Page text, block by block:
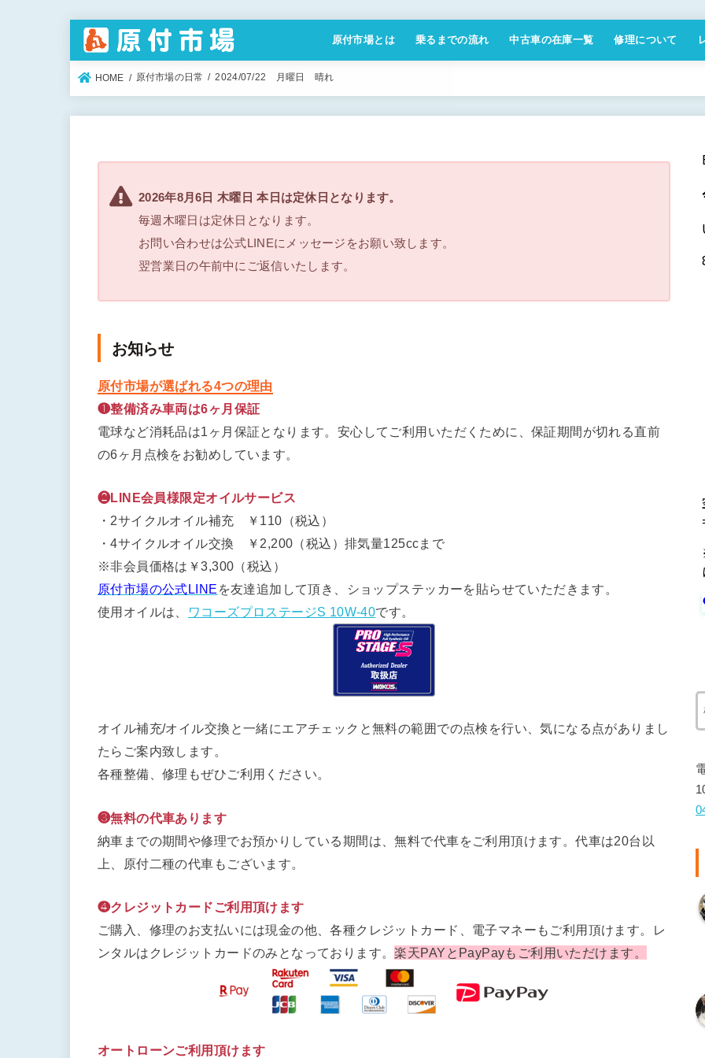
原付市場とは
特定商取引法に基づく表記
乗るまでの流れ 中古車の在庫一覧 修理について
HOME 原付市場の日常 2024/07/22 月曜日 晴れ
2026年8月6日 木曜日 本日は定休日となります。
毎週木曜日は定休日となります。
お問い合わせは公式LINEにメッセージをお願い致します。
翌営業日の午前中にご返信いたします。
お知らせ
原付市場が選ばれる4つの理由
❶整備済み車両は6ヶ月保証
電球など消耗品は1ヶ月保証となります。安心してご利用いただくために、保証期間が切れる直前
の6ヶ月点検をお勧めしています。
❷LINE会員様限定オイルサービス
・2サイクルオイル補充 ￥110（税込）
・4サイクルオイル交換 ￥2,200（税込）排気量125ccまで
※非会員価格は￥3,300（税込）
原付市場の公式LINE を友達追加して頂き、ショップステッカーを貼らせていただきます。
使用オイルは、
ワコーズプロステージS 10W-40です。
オイル補充/オイル交換と一緒にエアチェックと無料の範囲での点検を行い、気になる点がありまし
たらご案内致します。
各種整備、修理もぜひご利用ください。
❸無料の代車あります
納車までの期間や修理でお預かりしている期間は、無料で代車をご利用頂けます。代車は20台以
上、原付二種の代車もございます。
❹クレジットカードご利用頂けます
ご購入、修理のお支払いには現金の他、各種クレジットカード、電子マネーもご利用頂けます。レ
ンタルはクレジットカードのみとなっております。楽天PAYとPayPayもご利用いただけます。
オートローンご利用頂けます